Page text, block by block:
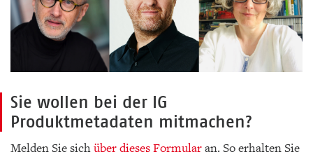
Sie wollen bei der IG
Produktmetadaten mitmachen?
Melden Sie sichüber dieses Formularan. So erhalten Sie